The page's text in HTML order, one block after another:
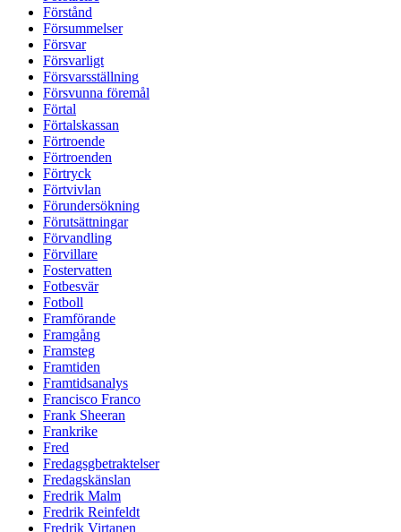
Förstånd
Försummelser
Försvar
Försvarligt
Försvarsställning
Försvunna föremål
Förtal
Förtalskassan
Förtroende
Förtroenden
Förtryck
Förtvivlan
Förundersökning
Förutsättningar
Förvandling
Förvillare
Fostervatten
Fotbesvär
Fotboll
Framförande
Framgång
Framsteg
Framtiden
Framtidsanalys
Francisco Franco
Frank Sheeran
Frankrike
Fred
Fredagsgbetraktelser
Fredagskänslan
Fredrik Malm
Fredrik Reinfeldt
Fredrik Virtanen